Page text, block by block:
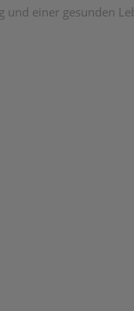
und einer gesunden